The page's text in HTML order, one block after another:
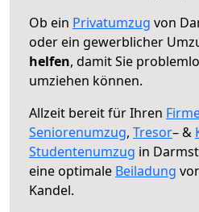
Ob ein Privatumzug von
oder ein gewerblicher
helfen, damit Sie
umziehen können.
Allzeit bereit für Ihren
Seniorenumzug, Tresor– &
Studentenumzug in
eine optimale Beiladung
Kandel.